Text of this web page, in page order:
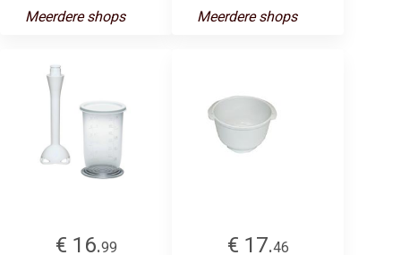
Meerdere shops Meerdere shops
€ 16.99
€ 17.46